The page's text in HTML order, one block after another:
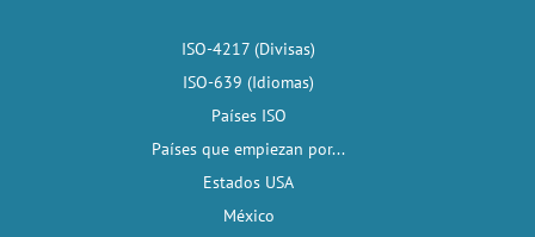
ISO-4217 (Divisas)
ISO-639 (Idiomas)
Países ISO
Países que empiezan por...
Estados USA
México